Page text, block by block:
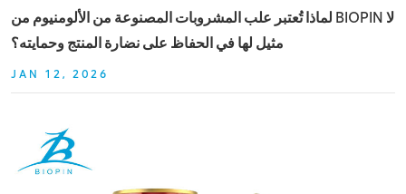
لماذا تُعتبر علب المشروبات المصنوعة من الألومنيوم من BIOPIN لا
مثيل لها في الحفاظ على نضارة المنتج وحمايته؟
JAN 12, 2026